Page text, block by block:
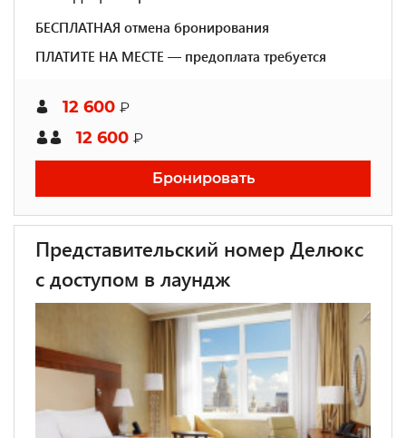
БЕСПЛАТНАЯ отмена бронирования
ПЛАТИТЕ НА МЕСТЕ — предоплата требуется
12 600 ₽
12 600 ₽
Бронировать
Представительский номер Делюкс
с доступом в лаундж